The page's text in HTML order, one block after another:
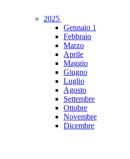
2025
Gennaio 1
Febbraio
Marzo
Aprile
Maggio
Giugno
Luglio
Agosto
Settembre
Ottobre
Novembre
Dicembre